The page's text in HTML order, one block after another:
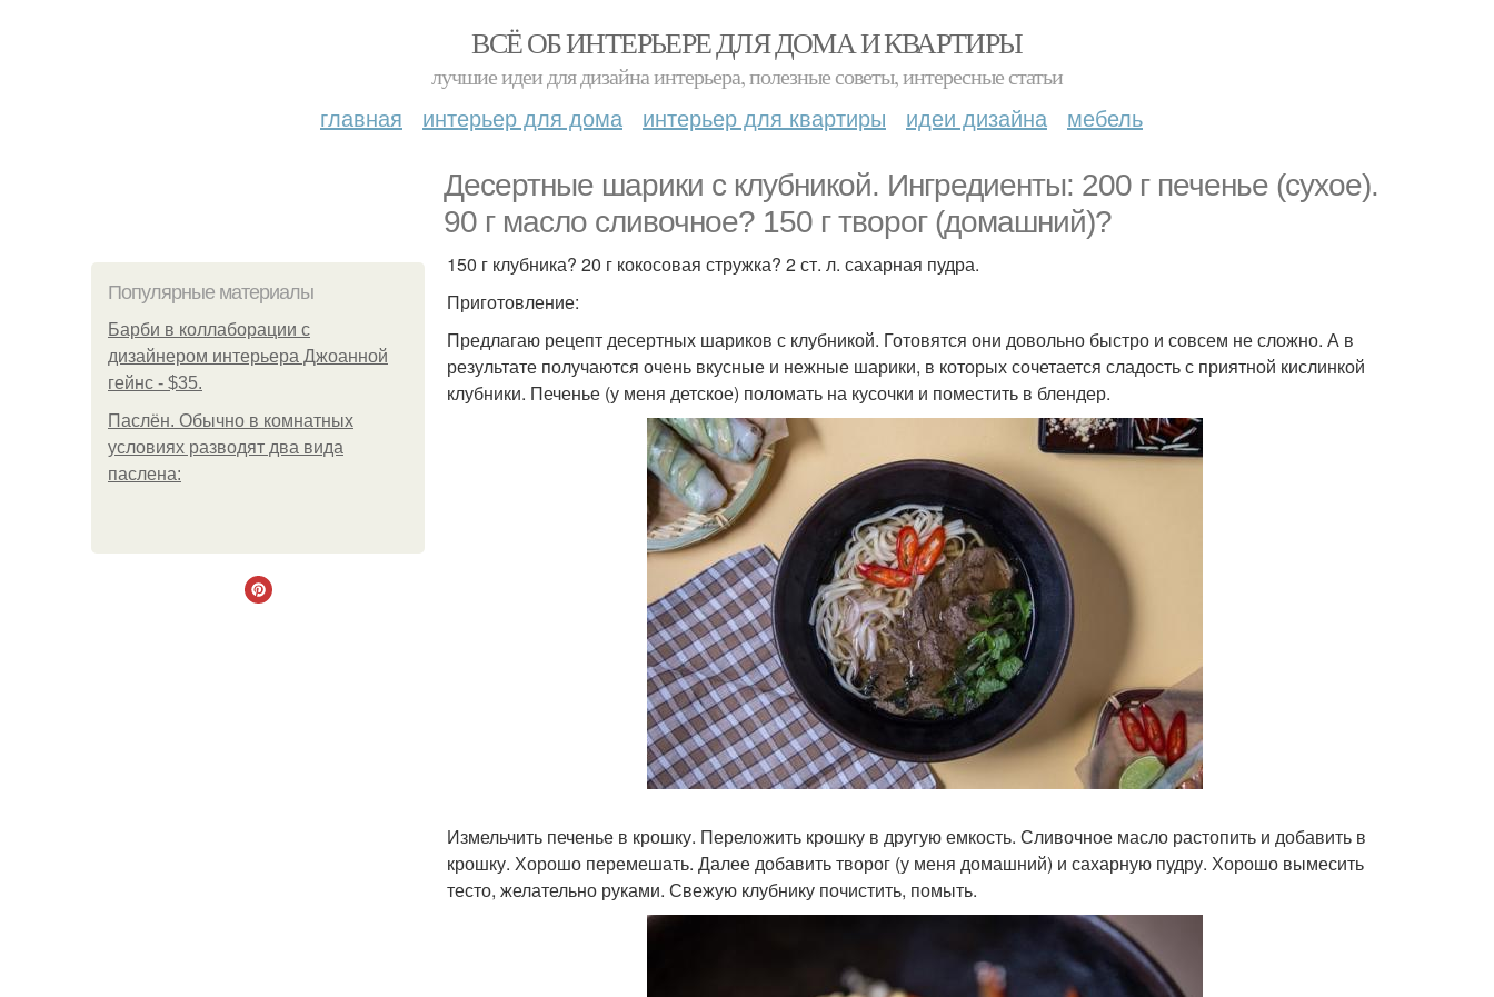
ВСЁ ОБ ИНТЕРЬЕРЕ ДЛЯ ДОМА И КВАРТИРЫ
лучшие идеи для дизайна интерьера, полезные советы, интересные статьи
главная интерьер для дома интерьер для квартиры идеи дизайна мебель
Десертные шарики с клубникой. Ингредиенты: 200 г печенье (сухое).
90 г масло сливочное? 150 г творог (домашний)?
Популярные материалы
Барби в коллаборации с
дизайнером интерьера Джоанной
гейнс - $35.
Паслён. Обычно в комнатных
условиях разводят два вида
паслена:
150 г клубника? 20 г кокосовая стружка? 2 ст. л. сахарная пудра.
Приготовление:
Предлагаю рецепт десертных шариков с клубникой. Готовятся они довольно быстро и совсем не сложно. А в
результате получаются очень вкусные и нежные шарики, в которых сочетается сладость с приятной кислинкой
клубники. Печенье (у меня детское) поломать на кусочки и поместить в блендер.
Измельчить печенье в крошку. Переложить крошку в другую емкость. Сливочное масло растопить и добавить в
крошку. Хорошо перемешать. Далее добавить творог (у меня домашний) и сахарную пудру. Хорошо вымесить
тесто, желательно руками. Свежую клубнику почистить, помыть.